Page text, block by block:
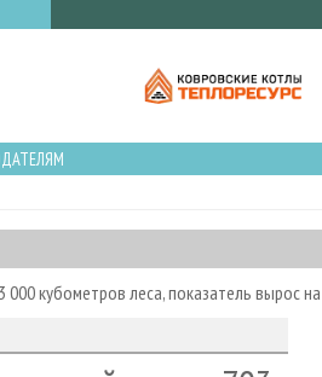
кубометров леса, показатель вырос